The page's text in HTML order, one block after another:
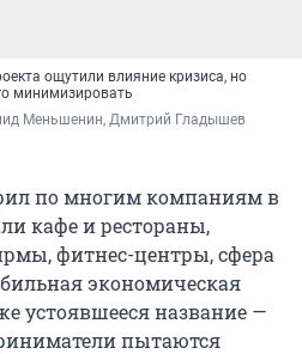
ощутили влияние кризиса, но
минимизировать
Меньшенин, Дмитрий Гладышев
по многим компаниям в
кафе и рестораны,
фитнес-центры, сфера
экономическая
устоявшееся название —
пытаются